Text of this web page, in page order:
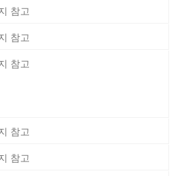
참고
참고
참고
참고
참고